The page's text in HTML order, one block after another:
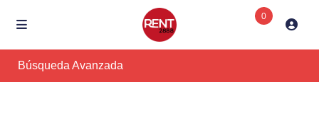
0
Búsqueda Avanzada